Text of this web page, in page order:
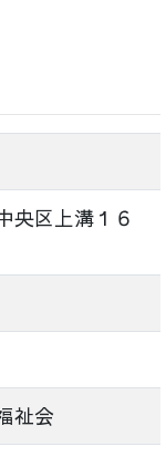
央区上溝１６
祉会